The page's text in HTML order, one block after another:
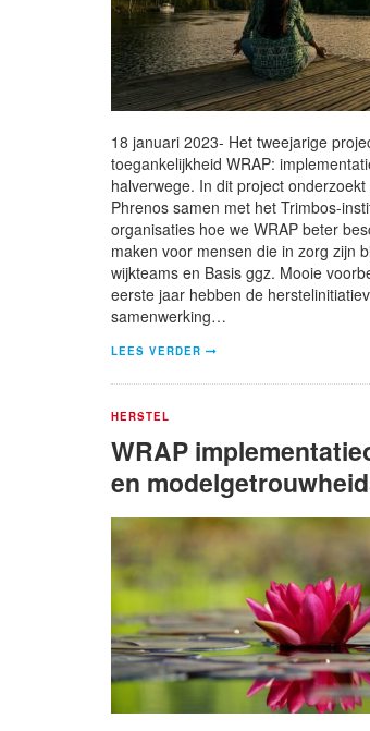
18 januari 2023- Het tweejarige
toegankelijkheid WRAP:
halverwege. In dit project
Phrenos samen met het Trimbos-
organisaties hoe we WRAP beter
maken voor mensen die in zorg zijn
wijkteams en Basis ggz. Mooie
eerste jaar hebben de
samenwerking…
LEES VERDER
HERSTEL
WRAP
en